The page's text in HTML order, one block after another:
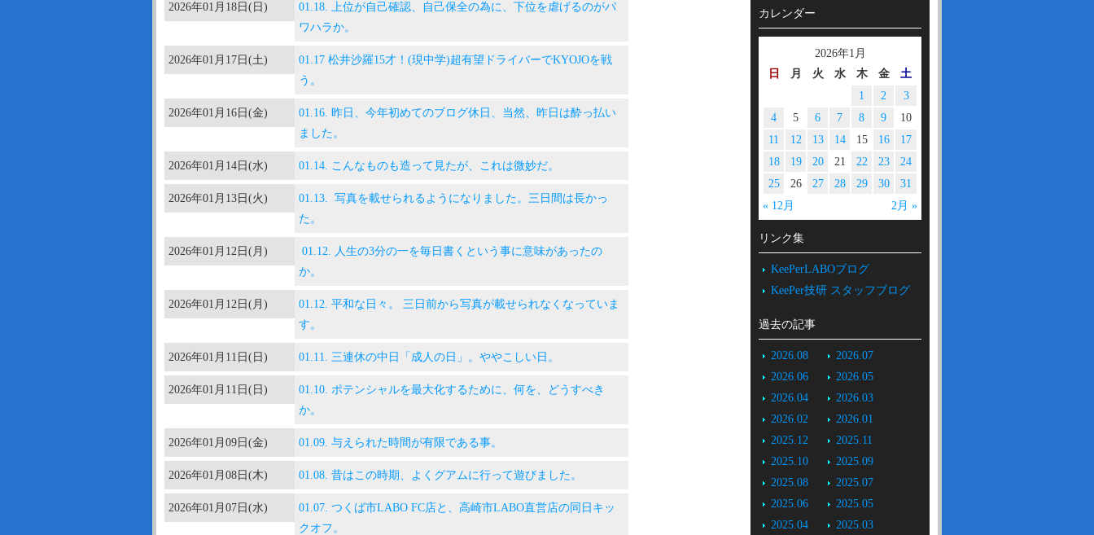
2026年01月18日(日)
01.18. 上位が自己確認、自己保全の為に、下位を虐げるのがパ
ワハラか。
2026年01月17日(土)
01.17 松井沙羅15才！(現中学)超有望ドライバーでKYOJOを戦
う。
2026年01月16日(金)
01.16. 昨日、今年初めてのブログ休日、当然、昨日は酔っ払い
ました。
2026年01月14日(水) 01.14. こんなものも造って見たが、これは微妙だ。
2026年01月13日(火)
01.13. 写真を載せられるようになりました。三日間は長かっ
た。
2026年01月12日(月)
01.12. 人生の3分の一を毎日書くという事に意味があったの
か。
2026年01月12日(月)
01.12. 平和な日々。 三日前から写真が載せられなくなっていま
す。
2026年01月11日(日) 01.11. 三連休の中日「成人の日」。ややこしい日。
2026年01月11日(日)
01.10. ポテンシャルを最大化するために、何を、どうすべき
か。
2026年01月09日(金) 01.09. 与えられた時間が有限である事。
2026年01月08日(木) 01.08. 昔はこの時期、よくグアムに行って遊びました。
2026年01月07日(水)
01.07. つくば市LABO FC店と、高崎市LABO直営店の同日キッ
クオフ。
カレンダー
2026年1月
日
月 火 水 木 金
土
1
2
3
4
5 6 7 8 9
10
11
12 13 14 15 16
17
18
19 20 21 22 23
24
25
26 27 28 29 30
31
« 12月
2月 »
リンク集
KeePerLABOブログ
KeePer技研 スタッフブログ
過去の記事
2026.08
2026.07
2026.06
2026.05
2026.04
2026.03
2026.02
2026.01
2025.12
2025.11
2025.10
2025.09
2025.08
2025.07
2025.06
2025.05
2025.04
2025.03